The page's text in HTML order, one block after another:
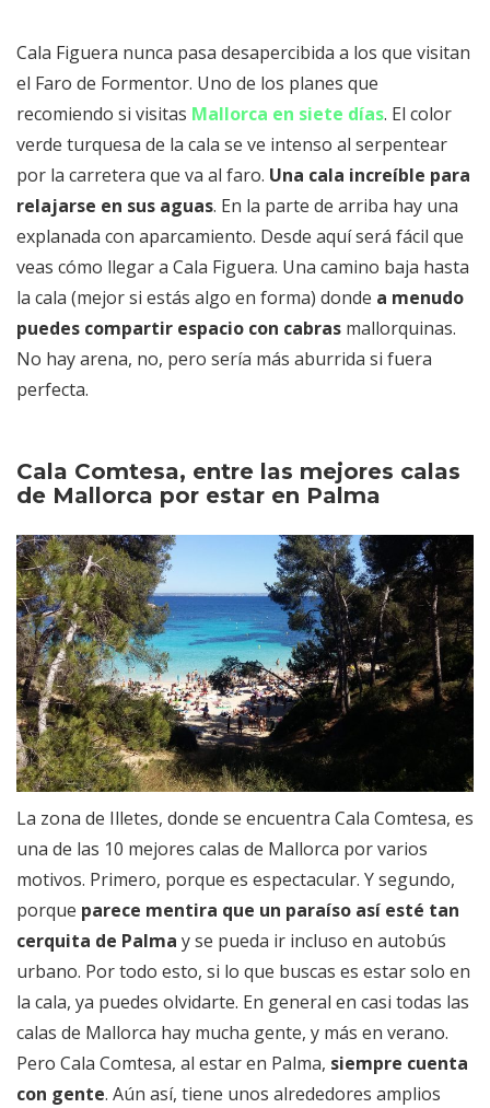
Cala Figuera nunca pasa desapercibida a los que visitan
el Faro de Formentor. Uno de los planes que
recomiendo si visitas Mallorca en siete días. El color
verde turquesa de la cala se ve intenso al serpentear
por la carretera que va al faro. Una cala increíble para
relajarse en sus aguas. En la parte de arriba hay una
explanada con aparcamiento. Desde aquí será fácil que
veas cómo llegar a Cala Figuera. Una camino baja hasta
la cala (mejor si estás algo en forma) donde a menudo
puedes compartir espacio con cabras mallorquinas.
No hay arena, no, pero sería más aburrida si fuera
perfecta.
Cala Comtesa, entre las mejores calas
de Mallorca por estar en Palma
La zona de Illetes, donde se encuentra Cala Comtesa, es
una de las 10 mejores calas de Mallorca por varios
motivos. Primero, porque es espectacular. Y segundo,
porque parece mentira que un paraíso así esté tan
cerquita de Palma y se pueda ir incluso en autobús
urbano. Por todo esto, si lo que buscas es estar solo en
la cala, ya puedes olvidarte. En general en casi todas las
calas de Mallorca hay mucha gente, y más en verano.
Pero Cala Comtesa, al estar en Palma, siempre cuenta
con gente. Aún así, tiene unos alrededores amplios